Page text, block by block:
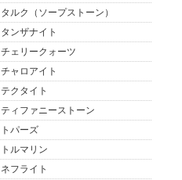
タルク（ソープストーン）
タンザナイト
チェリークォーツ
チャロアイト
テクタイト
ティファニーストーン
トパーズ
トルマリン
ネフライト